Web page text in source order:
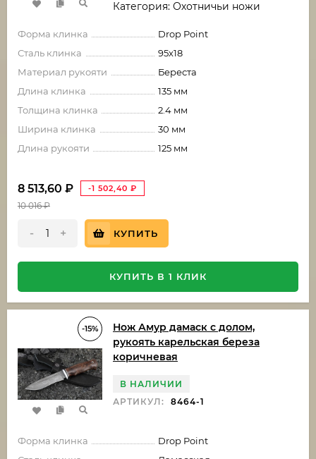
Категория: Охотничьи ножи
Форма клинка
Drop Point
Сталь клинка
95х18
Материал рукояти
Береста
Длина клинка
135 мм
Толщина клинка
2.4 мм
Ширина клинка
30 мм
Длина рукояти
125 мм
8 513,60 ₽ -1 502,40 ₽
10 016₽
- + КУПИТЬ
КУПИТЬ В 1 КЛИК
-15%
Нож Амур дамаск с долом,
рукоять карельская береза
коричневая
В НАЛИЧИИ
АРТИКУЛ:
8464-1
Форма клинка
Drop Point